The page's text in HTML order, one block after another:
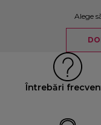
Alege
Întrebări